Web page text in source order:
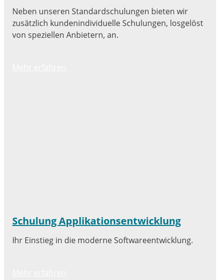
Neben unseren Standardschulungen bieten wir
zusätzlich kundenindividuelle Schulungen, losgelöst
von speziellen Anbietern, an.
Schulung Applikationsentwicklung
Ihr Einstieg in die moderne Softwareentwicklung.